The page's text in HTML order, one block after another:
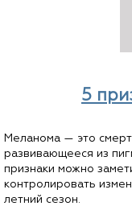
5
Меланома — это
развивающееся из
признаки можно
контролировать
летний сезон.